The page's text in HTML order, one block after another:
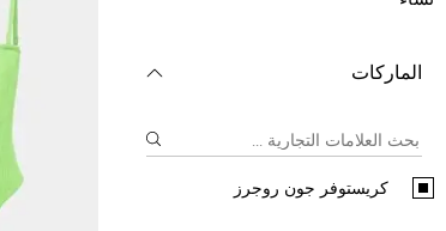
الماركات
كريستوفر جون روجرز